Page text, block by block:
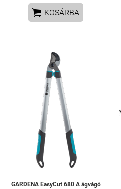
 KOSÁRBA
GARDENA EasyCut 680 A ágvágó